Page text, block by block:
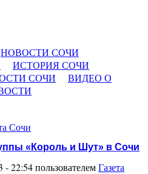
НОВОСТИ СОЧИ
ИСТОРИЯ СОЧИ
СОЧИ
ВИДЕО О
«Король и Шут» в Сочи
22:54 пользователемГазета